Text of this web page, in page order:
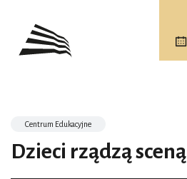
Centrum Edukacyjne
Dzieci rządzą sceną